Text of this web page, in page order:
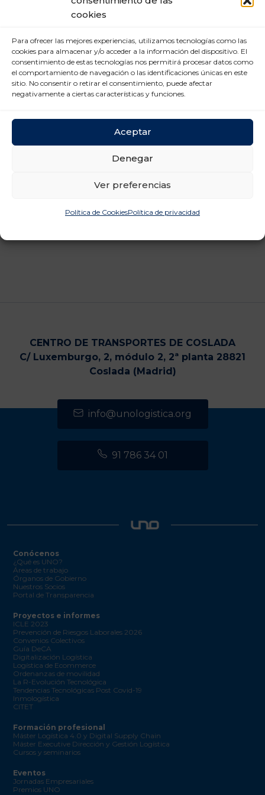
cookies
Para ofrecer las mejores experiencias, utilizamos tecnologías como las
cookies para almacenar y/o acceder a la información del dispositivo. El
consentimiento de estas tecnologías nos permitirá procesar datos como
el comportamiento de navegación o las identificaciones únicas en este
sitio. No consentir o retirar el consentimiento, puede afectar
negativamente a ciertas características y funciones.
Aceptar
Denegar
Ver preferencias
Política de CookiesPolítica de privacidad
Nuevas tecnologías (2)
Laborales (12)
Relaciones laborales (11)
CENTRO DE TRANSPORTES DE COSLADA
C/ Luxemburgo, 2, módulo 2, 2ª planta 28821
Coslada (Madrid)
info@unologistica.org
91 786 34 01
Conócenos
¿Qué es UNO?
Áreas de trabajo
Órganos de Gobierno
Nuestros Socios
Portal de Transparencia
Proyectos e informes
ICLE 2023
Prevención de Riesgos Laborales 2026
Convenios Colectivos
Guía DeCA
Digitalización Logística
Logística de Ecommerce
Ordenanzas de movilidad
La R-Evolución Tecnológica
Tendencias Tecnológicas Post Covid-19
Inmologística
CITET
Formación profesional
Máster Logística 4.0 y Digital Supply Chain
Máster Executive Dirección y Gestión Logística
Cursos y seminarios
Eventos
Jornadas Empresariales
Premios UNO